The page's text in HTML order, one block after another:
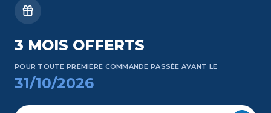
3 MOIS OFFERTS
POUR TOUTE PREMIÈRE COMMANDE PASSÉE AVANT LE
31/10/2026